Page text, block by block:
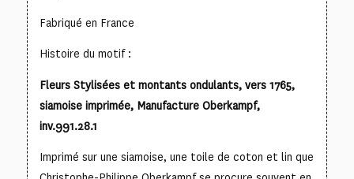
Fabriqué en France
Histoire du motif :
Fleurs Stylisées et montants ondulants, vers 1765,
siamoise imprimée, Manufacture Oberkampf,
inv.991.28.1
Imprimé sur une siamoise, une toile de coton et lin que